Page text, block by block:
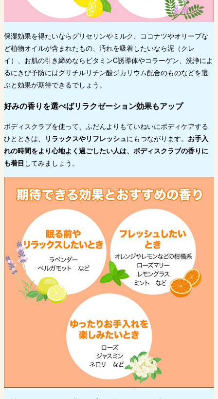
保湿効果を得たいならグリセリンやミルク、ココナツやオリーブな
ど植物オイルが含まれたもの、汚れを吸着したいなら泥（クレ
イ）、お肌の引き締めならビタミンC誘導体やコラーゲン、洗浄によ
るにきび予防にはグリチルリチン酸ジカリウム配合のものなどを選
ぶと効果が期待できるでしょう。
好みの香りを選べばリラクゼーション効果もアップ
ボディスクラブを使って、ふだんよりもていねいにボディケアする
ひとときは、
リラックスやリフレッシュにもつながります。 お手入
れの時間をより心地よく過ごしたい人は、ボディスクラブの香りに
も着目 してみましょう。